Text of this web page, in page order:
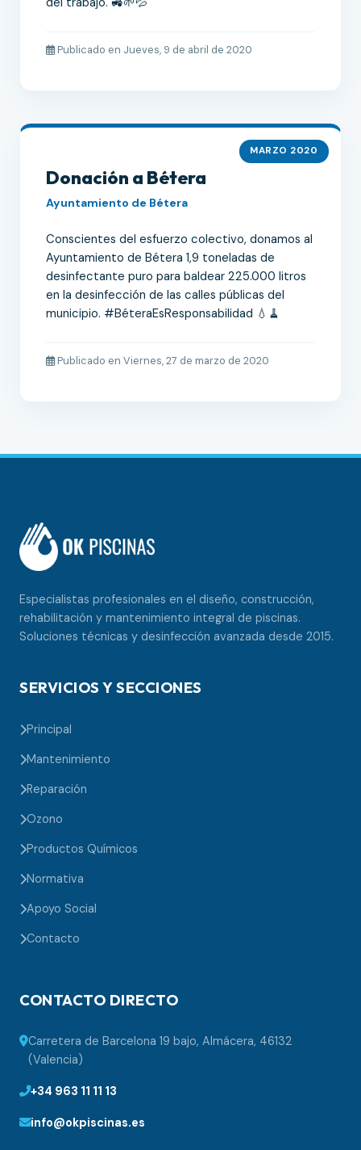
Publicado en Jueves, 9 de abril de 2020
MARZO 2020
Donación a Bétera
Ayuntamiento de Bétera
Conscientes del esfuerzo colectivo, donamos al
Ayuntamiento de Bétera 1,9 toneladas de
desinfectante puro para baldear 225.000 litros
en la desinfección de las calles públicas del
municipio. #BéteraEsResponsabilidad 💧🧹
Publicado en Viernes, 27 de marzo de 2020
Especialistas profesionales en el diseño, construcción,
rehabilitación y mantenimiento integral de piscinas.
Soluciones técnicas y desinfección avanzada desde 2015.
SERVICIOS Y SECCIONES
Principal
Mantenimiento
Reparación
Ozono
Productos Químicos
Normativa
Apoyo Social
Contacto
CONTACTO DIRECTO
Carretera de Barcelona 19 bajo, Almácera, 46132
(Valencia)
+34 963 11 11 13
info@okpiscinas.es